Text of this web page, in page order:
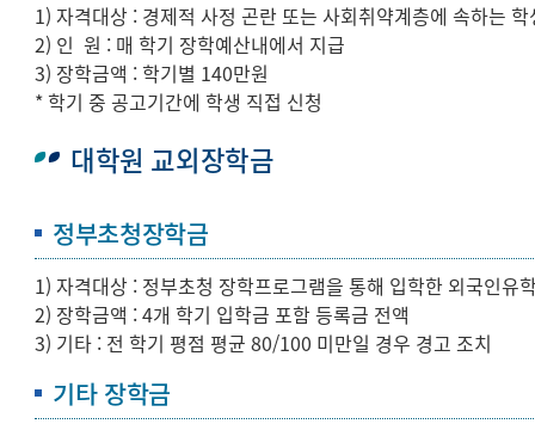
1) 자격대상 : 경제적 사정 곤란 또는 사회취약계층에 속하는 학
2) 인 원 : 매 학기 장학예산내에서 지급
3) 장학금액 : 학기별 140만원
* 학기 중 공고기간에 학생 직접 신청
대학원 교외장학금
정부초청장학금
1) 자격대상 : 정부초청 장학프로그램을 통해 입학한 외국인유
2) 장학금액 : 4개 학기 입학금 포함 등록금 전액
3) 기타 : 전 학기 평점 평균 80/100 미만일 경우 경고 조치
기타 장학금